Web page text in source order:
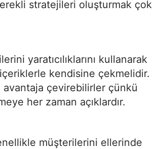
stratejileri oluşturmak çok
yaratıcılıklarını kullanarak
kendisine çekmelidir.
çevirebilirler çünkü
her zaman açıklardır.
müşterilerini ellerinde